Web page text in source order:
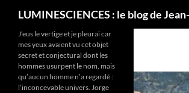
LUMINESCIENCES : le blog de
J’eus le vertige et je pleurai car
mes yeux avaient vu cet objet
secret et conjectural dont les
hommes usurpent le nom, mais
qu’aucun homme n’a regardé :
l’inconcevable univers. Jorge